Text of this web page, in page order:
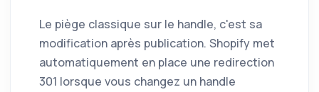
Le piège classique sur le handle, c'est sa
modification après publication. Shopify met
automatiquement en place une redirection
301 lorsque vous changez un handle